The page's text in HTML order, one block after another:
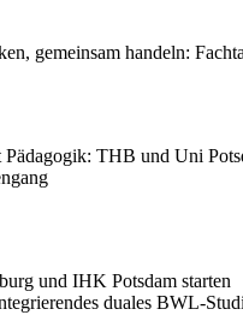
gemeinsam handeln:
THB und Uni
und IHK Potsdam starten
duales BWL-